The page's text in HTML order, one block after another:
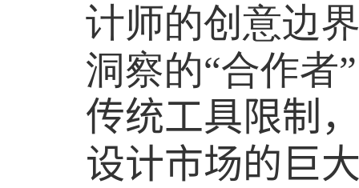
计师的创意边
洞察的“合作者
传统工具限制
设计市场的巨